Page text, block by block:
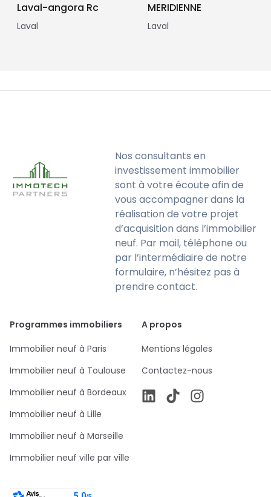
Laval-angora Rc
Laval
MERIDIENNE
Laval
Nos consultants en
investissement immobilier
sont à votre écoute afin de
vous accompagner dans la
réalisation de votre projet
d’acquisition dans l’immobilier
neuf. Par mail, téléphone ou
par l’intermédiaire de notre
formulaire, n’hésitez pas à
prendre contact.
Programmes immobiliers
Immobilier neuf à Paris
Immobilier neuf à Toulouse
Immobilier neuf à Bordeaux
Immobilier neuf à Lille
Immobilier neuf à Marseille
Immobilier neuf ville par ville
A propos
Mentions légales
Contactez-nous